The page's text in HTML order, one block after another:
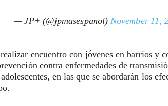
— JP+ (@jpmasespanol) November 11,
encuentro con jóvenes en barrios y
contra enfermedades de
en las que se abordarán los